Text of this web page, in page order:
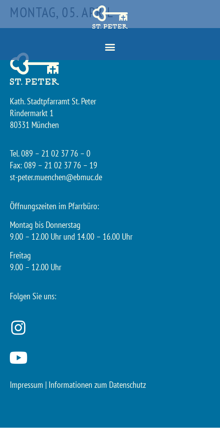
MONTAG, 05. APRIL
Kath. Stadtpfarramt St. Peter
Rindermarkt 1
80331 München
Tel. 089 – 21 02 37 76 – 0
Fax: 089 – 21 02 37 76 – 19
st-peter.muenchen@ebmuc.de
Öffnungszeiten im Pfarrbüro:
Montag bis Donnerstag
9.00 – 12.00 Uhr und 14.00 – 16.00 Uhr
Freitag
9.00 – 12.00 Uhr
Folgen Sie uns:
Impressum | Informationen zum Datenschutz